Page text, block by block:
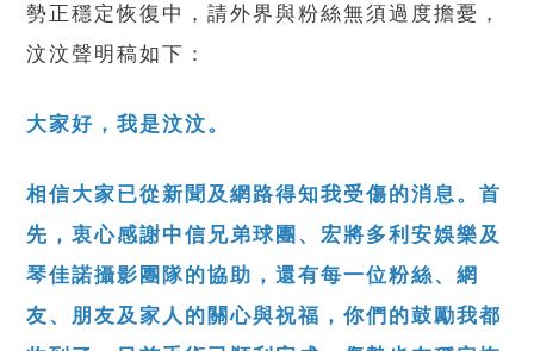
勢正穩定恢復中，請外界與粉絲無須過度擔憂，
汶汶聲明稿如下：
大家好，我是汶汶。
相信大家已從新聞及網路得知我受傷的消息。首
先，衷心感謝中信兄弟球團、宏將多利安娛樂及
琴佳諾攝影團隊的協助，還有每一位粉絲、網
友、朋友及家人的關心與祝福，你們的鼓勵我都